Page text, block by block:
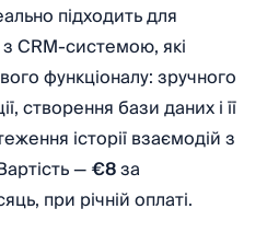
підходить для
з CRM-системою, які
функціоналу: зручного
створення бази даних і її
історії взаємодій з
—€8за
при річній оплаті.